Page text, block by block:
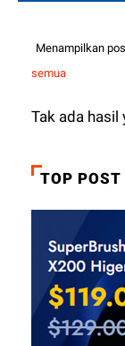
Menampilkan
semua
Tak ada hasil
TOP POST